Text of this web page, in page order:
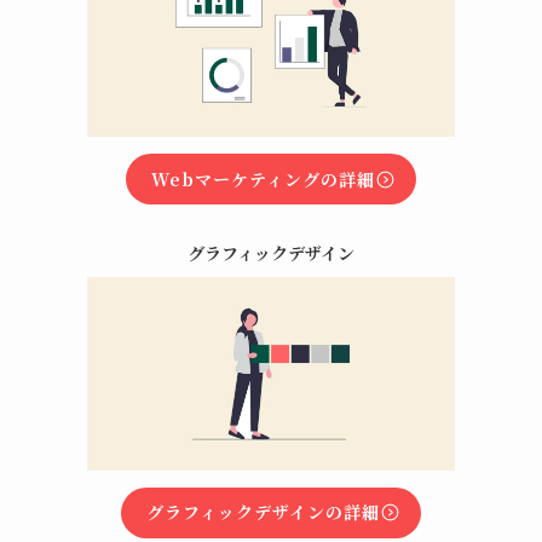
Webマーケティングの詳細
グラフィックデザイン
グラフィックデザインの詳細